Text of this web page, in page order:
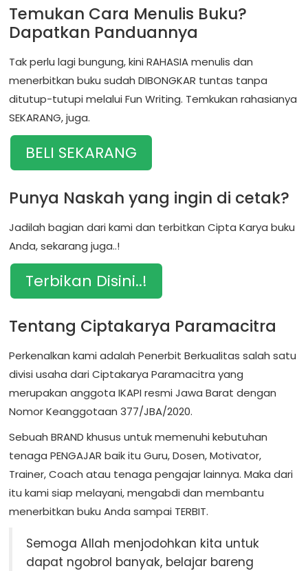
Temukan Cara Menulis Buku?
Dapatkan Panduannya
Tak perlu lagi bungung, kini RAHASIA menulis dan
menerbitkan buku sudah DIBONGKAR tuntas tanpa
ditutup-tutupi melalui Fun Writing. Temkukan rahasianya
SEKARANG, juga.
BELI SEKARANG
Punya Naskah yang ingin di cetak?
Jadilah bagian dari kami dan terbitkan Cipta Karya buku
Anda, sekarang juga..!
Terbikan Disini..!
Tentang Ciptakarya Paramacitra
Perkenalkan kami adalah Penerbit Berkualitas salah satu
divisi usaha dari Ciptakarya Paramacitra yang
merupakan anggota IKAPI resmi Jawa Barat dengan
Nomor Keanggotaan 377/JBA/2020.
Sebuah BRAND khusus untuk memenuhi kebutuhan
tenaga PENGAJAR baik itu Guru, Dosen, Motivator,
Trainer, Coach atau tenaga pengajar lainnya. Maka dari
itu kami siap melayani, mengabdi dan membantu
menerbitkan buku Anda sampai TERBIT.
Semoga Allah menjodohkan kita untuk
dapat ngobrol banyak, belajar bareng